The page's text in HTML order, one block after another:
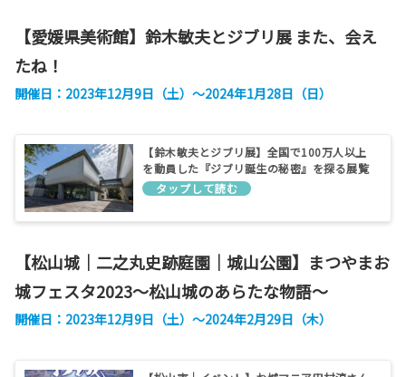
【愛媛県美術館】鈴⽊敏夫とジブリ展 また、会え
たね！
開催日：2023年12月9日（土）～2024年1月28日（日）
【鈴⽊敏夫とジブリ展】全国で100万人以上
を動員した『ジブリ誕生の秘密』を探る展覧
会が開催されます【愛媛県美術館】
【松山城｜二之丸史跡庭園｜城山公園】まつやまお
城フェスタ2023～松山城のあらたな物語～
開催日：2023年12月9日（土）～2024年2月29日（木）